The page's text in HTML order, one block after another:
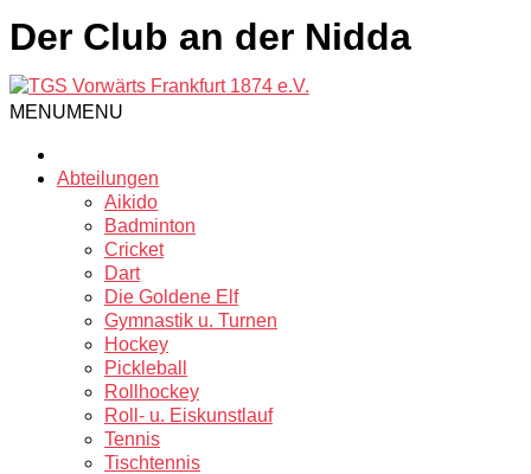
Der Club an der Nidda
MENUMENU
Abteilungen
Aikido
Badminton
Cricket
Dart
Die Goldene Elf
Gymnastik u. Turnen
Hockey
Pickleball
Rollhockey
Roll- u. Eiskunstlauf
Tennis
Tischtennis